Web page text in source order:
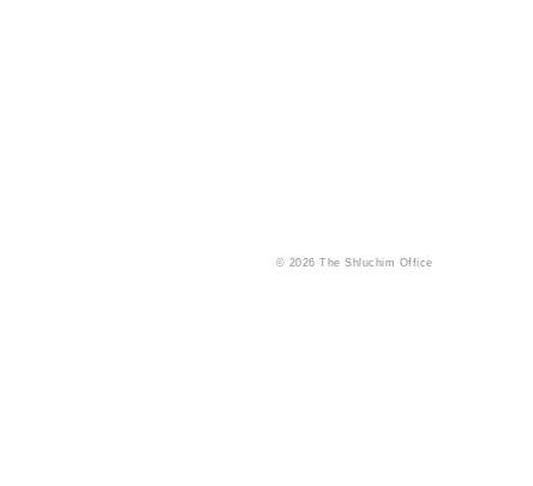
© 2026 The Shluchim Office